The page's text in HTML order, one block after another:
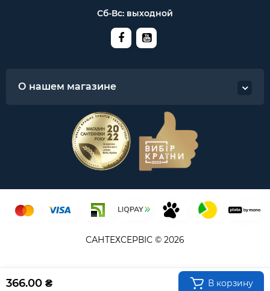
366.00 ₴ В корзину
Сб-Вс: выходной
О нашем магазине
САНТЕХСЕРВІС © 2026